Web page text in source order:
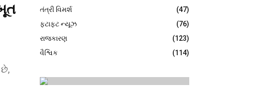
છે,
તંત્રી વિમર્શ
(47)
ફટાફટ ન્યૂઝ
(76)
રાજકારણ
(123)
વૈશ્વિક
(114)